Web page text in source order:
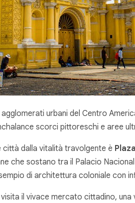
urbani del Centro
scorci pittoreschi e aree
dalla vitalità travolgente è
che sostano tra il Palacio
di architettura coloniale con
il vivace mercato cittadino,